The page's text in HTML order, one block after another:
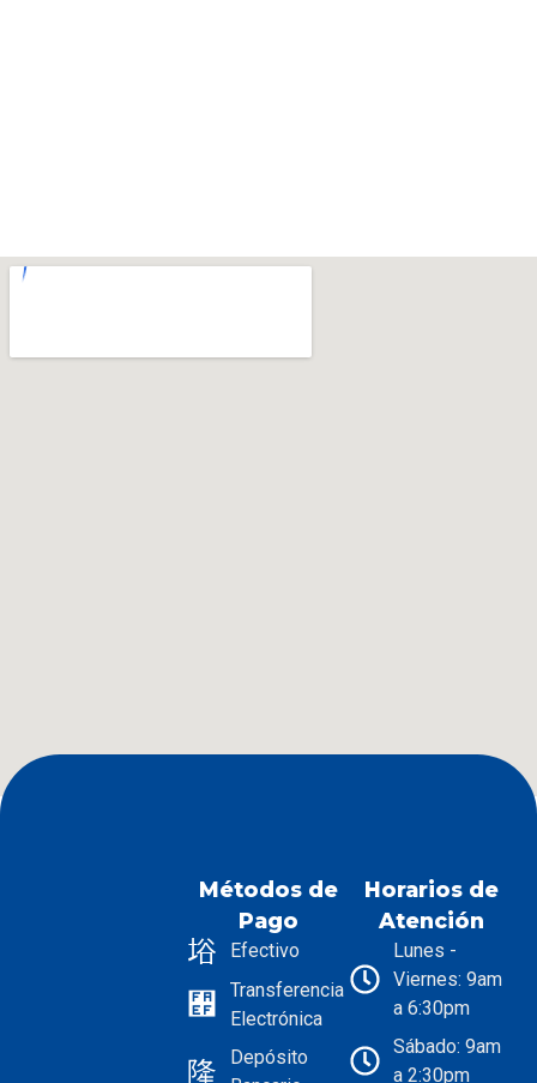
Métodos de
Pago
Efectivo
Transferencia
Electrónica
Depósito
Horarios de
Atención
Lunes -
Viernes: 9am
a 6:30pm
Sábado: 9am
a 2:30pm